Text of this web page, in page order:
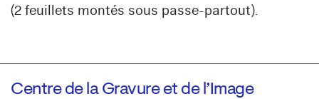
(2 feuillets montés sous passe-partout).
Centre de la Gravure et de l’Image